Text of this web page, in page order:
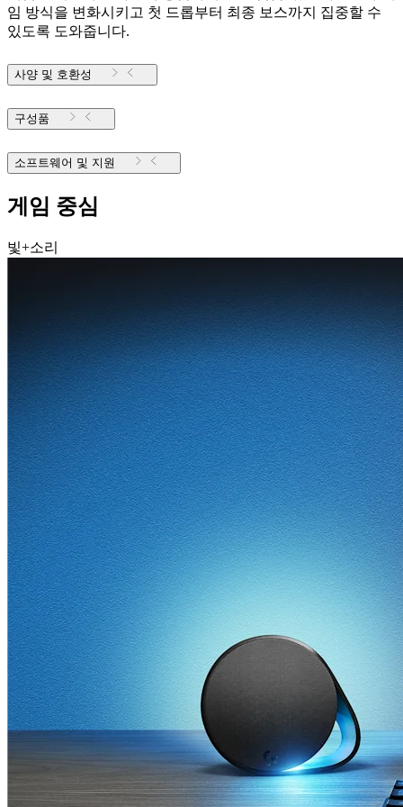
임 방식을 변화시키고 첫 드롭부터 최종 보스까지 집중할 수
있도록 도와줍니다.
사양 및 호환성
구성품
소프트웨어 및 지원
게임 중심
빛+소리